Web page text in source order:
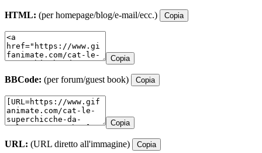
HTML: (per homepage/blog/e-mail/ecc.) Copia
Copia
BBCode: (per forum/guest book) Copia
Copia
URL: (URL diretto all'immagine) Copia